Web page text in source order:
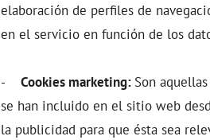
elaboración de perfiles de
en el servicio en función de los
- Cookies marketing: Son
se han incluido en el sitio web
la publicidad para que ésta sea